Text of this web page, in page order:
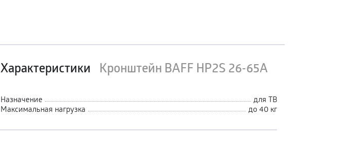
Характеристики Кронштейн BAFF HP2S 26-65A
Назначение
для ТВ
Максимальная нагрузка
до 40 кг